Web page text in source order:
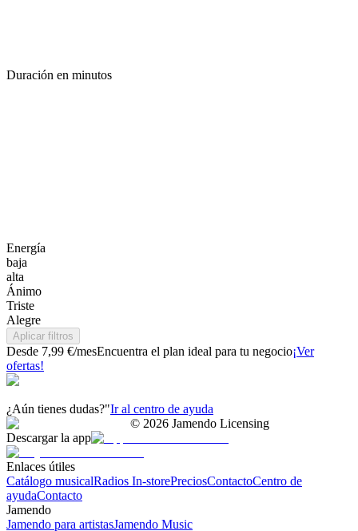
Duración en minutos
Energía
baja
alta
Ánimo
Triste
Alegre
Aplicar filtros
Desde 7,99 €/mesEncuentra el plan ideal para tu negocio¡Ver
ofertas!
¿Aún tienes dudas?"Ir al centro de ayuda
© 2026 Jamendo Licensing
Descargar la app
Enlaces útiles
Catálogo musicalRadios In-storePreciosContactoCentro de
ayudaContacto
Jamendo
Jamendo para artistasJamendo Music